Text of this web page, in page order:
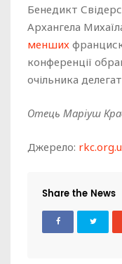
Бенедикт
Архангела
менших
конференції
очільника
Отець Маріуш
Джерело:
Share the News